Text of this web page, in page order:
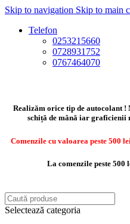
Skip to navigation Skip to main
Telefon
0253215660
0728931752
0767464070
Realizăm orice tip de autocolant
schiță de mână iar graficienii
Comenzile cu valoarea peste 500
La comenzile peste
Selectează categoria